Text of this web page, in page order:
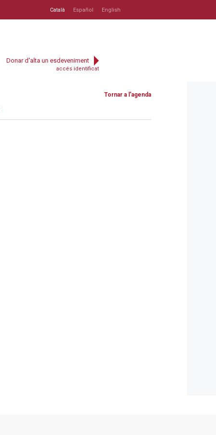
Català Español English
Donar d'alta un esdeveniment
accés identificat
Tornar a l'agenda